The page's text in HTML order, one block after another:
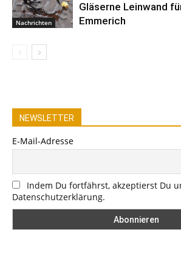
Nachrichten
Gläserne Leinwand
Emmerich
NEWSLETTER
E-Mail-Adresse
Indem Du fortfährst, akzeptierst Du
Datenschutzerklärung.